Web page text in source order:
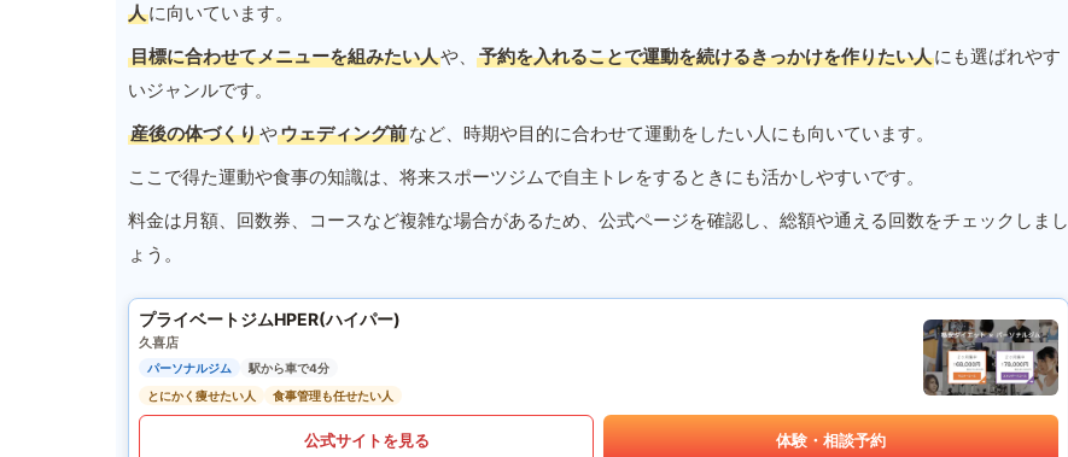
人に向いています。
目標に合わせてメニューを組みたい人や、 予約を入れることで運動を続けるきっかけを作りたい人にも選ばれやす
いジャンルです。
産後の体づくりやウェディング前など、時期や目的に合わせて運動をしたい人にも向いています。
ここで得た運動や食事の知識は、将来スポーツジムで自主トレをするときにも活かしやすいです。
料金は月額、回数券、コースなど複雑な場合があるため、公式ページを確認し、総額や通える回数をチェックしまし
ょう。
プライベートジムHPER(ハイパー)
久喜店
パーソナルジム
駅から車で4分
とにかく痩せたい人
食事管理も任せたい人
公式サイトを見る 体験・相談予約